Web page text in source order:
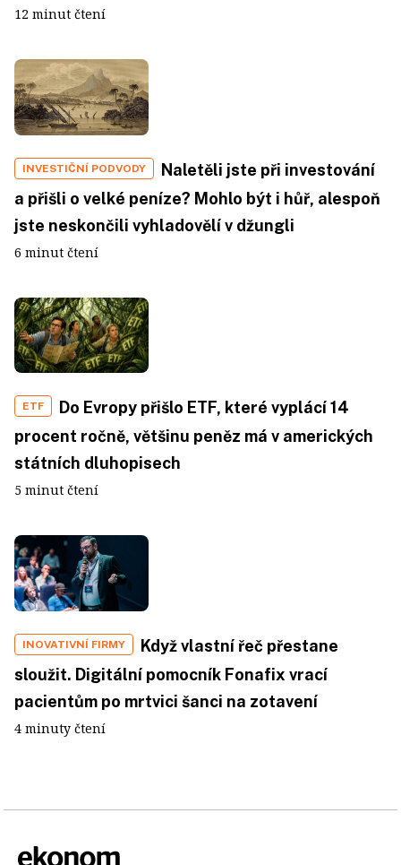
12 minut čtení
INVESTIČNÍ PODVODY
Naletěli jste při investování
a přišli o velké peníze? Mohlo být i hůř, alespoň
jste neskončili vyhladovělí v džungli
6 minut čtení
ETF
Do Evropy přišlo ETF, které vyplácí 14
procent ročně, většinu peněz má v amerických
státních dluhopisech
5 minut čtení
INOVATIVNÍ FIRMY
Když vlastní řeč přestane
sloužit. Digitální pomocník Fonafix vrací
pacientům po mrtvici šanci na zotavení
4 minuty čtení